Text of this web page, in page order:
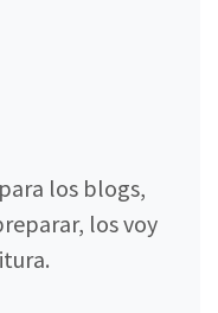
los blogs,
los voy